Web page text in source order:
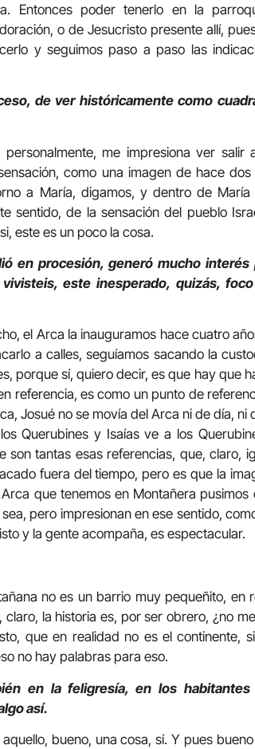
Entonces poder tenerlo en la
o de Jesucristo presente allí,
y seguimos paso a paso las
de ver históricamente como
me impresiona ver salir
como una imagen de hace
a María, digamos, y dentro de
sentido, de la sensación del pueblo
este es un poco la cosa.
en procesión, generó mucho interés
este inesperado, quizás,
el Arca la inauguramos hace cuatro
a calles, seguíamos sacando la
porque sí, quiero decir, es que hay que
referencia, es como un punto de
Josué no se movía del Arca ni de día, ni
Querubines y Isaías ve a los
son tantas esas referencias, que, claro,
fuera del tiempo, pero es que la
que tenemos en Montañera pusimos
pero impresionan en ese sentido,
y la gente acompaña, es espectacular.
no es un barrio muy pequeñito, en
la historia es, por ser obrero, ¿no
que en realidad no es el continente,
no hay palabras para eso.
en la feligresía, en los
así.
bueno, una cosa, sí. Y pues